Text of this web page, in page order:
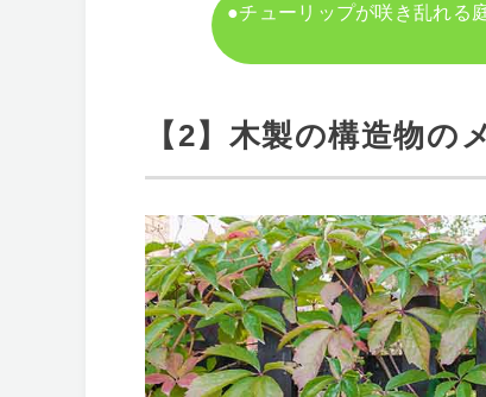
●チューリップが咲き乱れる
【2】木製の構造物の